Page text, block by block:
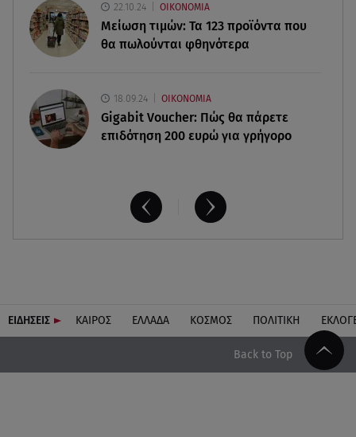
Πρωταγωνίστρια της Λάμψης: «Στο θέατρο με
σνόμπαραν πάρα πολύ»
22.10.24 ΟΙΚΟΝΟΜΙΑ
Μείωση τιμών: Τα 123 προϊόντα που
θα πωλούνται φθηνότερα
18.09.24 ΟΙΚΟΝΟΜΙΑ
Gigabit Voucher: Πώς θα πάρετε
επιδότηση 200 ευρώ για γρήγορο
ΕΙΔΗΣΕΙΣ ΚΑΙΡΟΣ ΕΛΛΑΔΑ ΚΟΣΜΟΣ ΠΟΛΙΤΙΚΗ
Back to Top